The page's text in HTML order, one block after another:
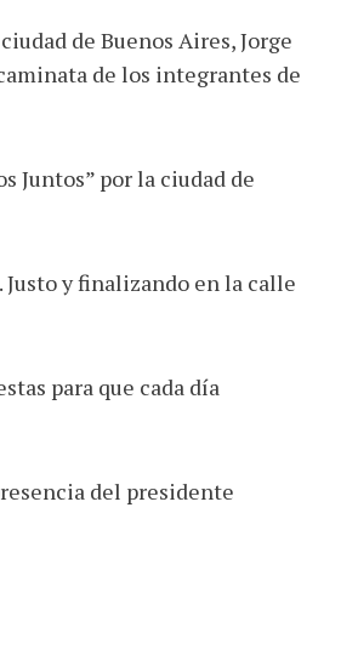
de Buenos Aires, Jorge
de los integrantes de
Juntos” por la ciudad de
y finalizando en la calle
para que cada día
del presidente